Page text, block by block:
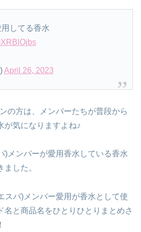
してる香水
April 26, 2023
の方は、メンバーたちが普段から
が気になりますよね♪
)メンバーが愛用香水している香水
した。
スパ)メンバー愛用が香水として使
名と商品名をひとりひとりまとめさ